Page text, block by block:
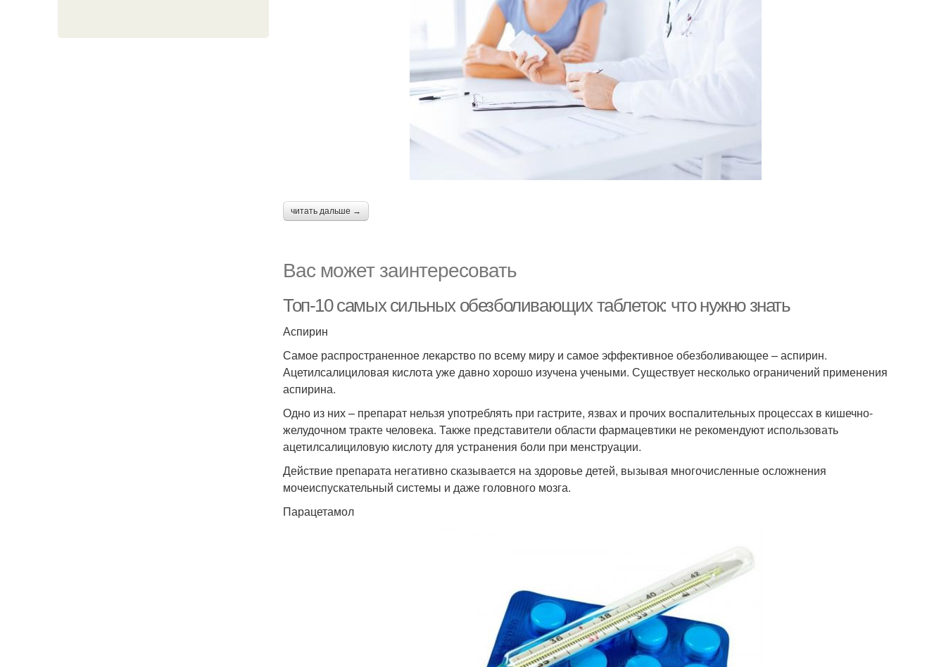
читать дальше →
Вас может заинтересовать
Топ-10 самых сильных обезболивающих таблеток: что нужно знать
Аспирин
Самое распространенное лекарство по всему миру и самое эффективное обезболивающее – аспирин.
Ацетилсалициловая кислота уже давно хорошо изучена учеными. Существует несколько ограничений применения
аспирина.
Одно из них – препарат нельзя употреблять при гастрите, язвах и прочих воспалительных процессах в кишечно-
желудочном тракте человека. Также представители области фармацевтики не рекомендуют использовать
ацетилсалициловую кислоту для устранения боли при менструации.
Действие препарата негативно сказывается на здоровье детей, вызывая многочисленные осложнения
мочеиспускательный системы и даже головного мозга.
Парацетамол